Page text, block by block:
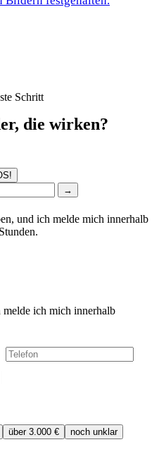
Schritt
die wirken?
→
und ich melde mich innerhalb
ich mich innerhalb
über 3.000 € noch unklar